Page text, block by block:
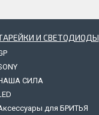
И СВЕТОДИОДЫ
СИЛА
для БРИТЬЯ